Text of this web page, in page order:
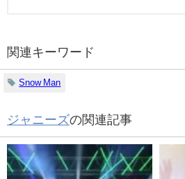
関連キーワード
Snow Man
ジャニーズの関連記事